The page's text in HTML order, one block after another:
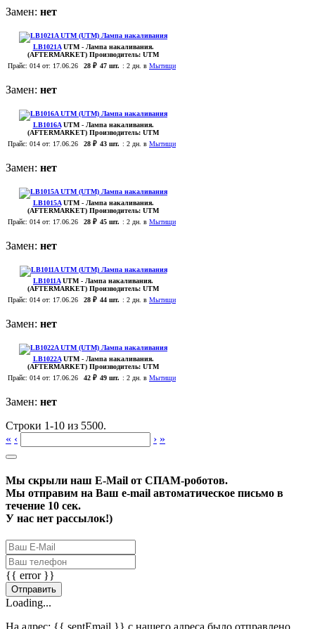
Замен: нет
LB1021A UTM - Лампа накаливания.
(AFTERMARKET) Производитель: UTM
Прайс: 014 от: 17.06.26 28 ₽ 47 шт. : 2 дн. в Мытищи
Замен: нет
LB1016A UTM - Лампа накаливания.
(AFTERMARKET) Производитель: UTM
Прайс: 014 от: 17.06.26 28 ₽ 43 шт. : 2 дн. в Мытищи
Замен: нет
LB1015A UTM - Лампа накаливания.
(AFTERMARKET) Производитель: UTM
Прайс: 014 от: 17.06.26 28 ₽ 45 шт. : 2 дн. в Мытищи
Замен: нет
LB1011A UTM - Лампа накаливания.
(AFTERMARKET) Производитель: UTM
Прайс: 014 от: 17.06.26 28 ₽ 44 шт. : 2 дн. в Мытищи
Замен: нет
LB1022A UTM - Лампа накаливания.
(AFTERMARKET) Производитель: UTM
Прайс: 014 от: 17.06.26 42 ₽ 49 шт. : 2 дн. в Мытищи
Замен: нет
Строки 1-10 из 5500.
« ‹ › »
Мы скрыли наш E-Mail от СПАМ-роботов.
Мы отправим на Ваш e-mail автоматическое письмо в
течение 10 сек.
У нас нет рассылок!)
{{ error }}
Отправить
Loading...
На адрес: {{ sentEmail }} с нашего адреса было отправлено